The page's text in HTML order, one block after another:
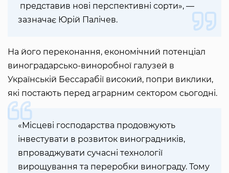
представив нові перспективні сорти», —
зазначає Юрій Палічев.
На його переконання, економічний потенціал
виноградарсько-виноробної галузей в
Українській Бессарабії високий, попри виклики,
які постають перед аграрним сектором сьогодні.
«Місцеві господарства продовжують
інвестувати в розвиток виноградників,
впроваджувати сучасні технології
вирощування та переробки винограду. Тому